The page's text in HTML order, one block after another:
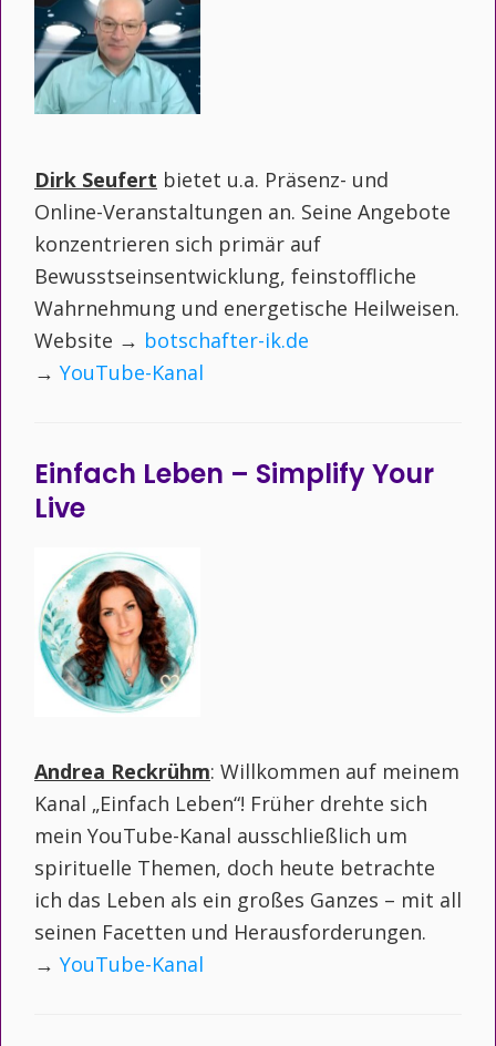
Dirk Seufert bietet u.a. Präsenz- und
Online-Veranstaltungen an. Seine Angebote
konzentrieren sich primär auf
Bewusstseinsentwicklung, feinstoffliche
Wahrnehmung und energetische Heilweisen.
Website → botschafter-ik.de
→ YouTube-Kanal
Einfach Leben – Simplify Your
Live
Andrea Reckrühm: Willkommen auf meinem
Kanal „Einfach Leben“! Früher drehte sich
mein YouTube-Kanal ausschließlich um
spirituelle Themen, doch heute betrachte
ich das Leben als ein großes Ganzes – mit all
seinen Facetten und Herausforderungen.
→ YouTube-Kanal